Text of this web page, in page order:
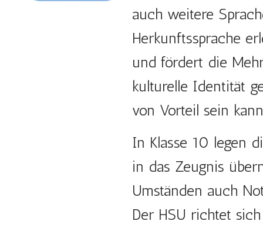
auch weitere
Herkunftssprache
und fördert die
kulturelle Identität
von Vorteil sein
In Klasse 10 legen
in das Zeugnis
Umständen auch
Der HSU richtet